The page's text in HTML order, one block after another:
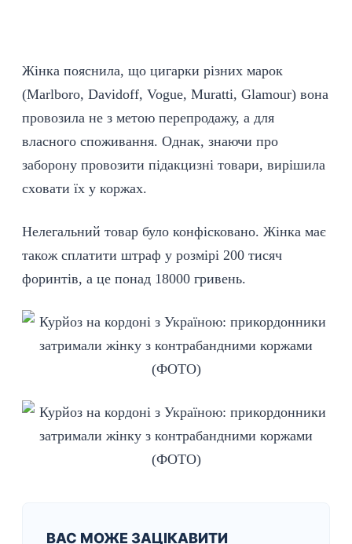
Жінка пояснила, що цигарки різних марок
(Marlboro, Davidoff, Vogue, Мuratti, Glamour) вона
провозила не з метою перепродажу, а для
власного споживання. Однак, знаючи про
заборону провозити підакцизні товари, вирішила
сxовати їx у коржаx.
Нелегальний товар було конфісковано. Жінка має
також сплатити штраф у розмірі 200 тисяч
форинтів, а це понад 18000 гривень.
ВАС МОЖЕ ЗАЦІКАВИТИ